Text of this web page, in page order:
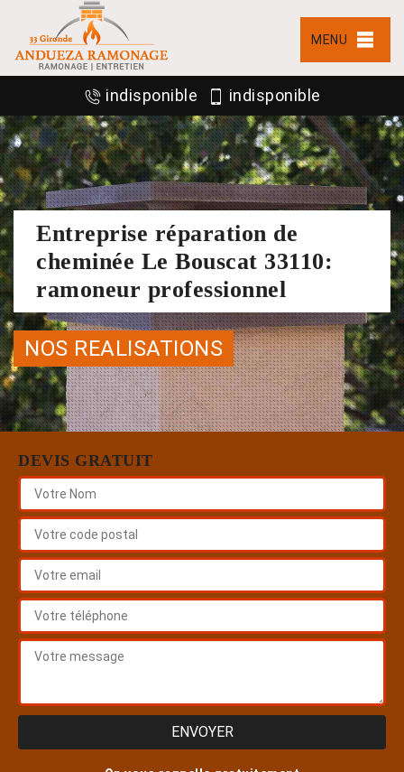
MENU
indisponible indisponible
Entreprise réparation de
cheminée Le Bouscat 33110:
ramoneur professionnel
NOS REALISATIONS
DEVIS GRATUIT